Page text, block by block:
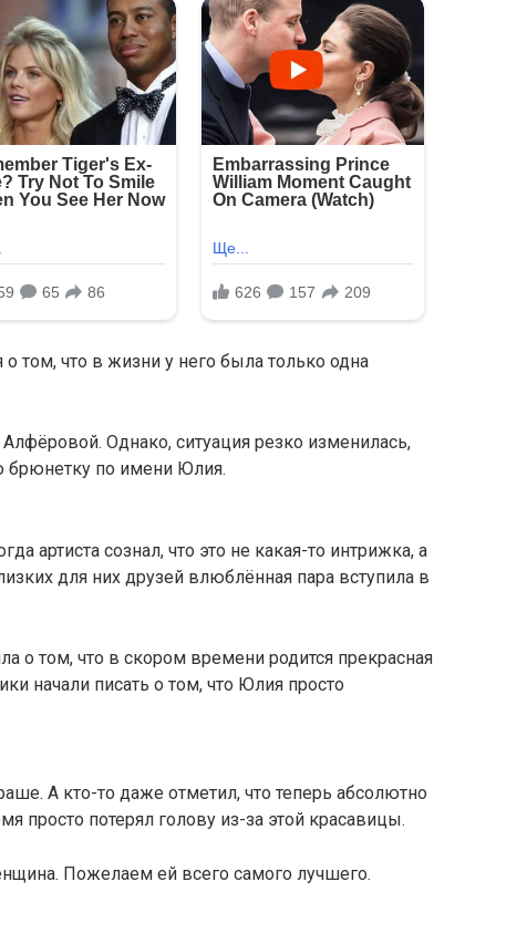
том, что в жизни у него была только одна
Однако, ситуация резко изменилась,
брюнетку по имени Юлия.
артиста сознал, что это не какая-то интрижка, а
для них друзей влюблённая пара вступила в
о том, что в скором времени родится прекрасная
начали писать о том, что Юлия просто
А кто-то даже отметил, что теперь абсолютно
просто потерял голову из-за этой красавицы.
Пожелаем ей всего самого лучшего.